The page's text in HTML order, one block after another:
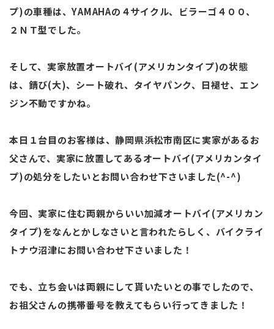
プ)の車種は、YAMAHAの４サイクル、ビラーゴ４００、
２ＮＴ型でした。
そして、実家放置オートバイ(アメリカンタイプ)の状態
は、錆び(大)、シート破れ、タイヤパンク、日褪せ、エン
ジン不動ですかね。
本日１台目のお客様は、静岡県浜松市南区に実家があるお
父さんで、実家に放置してあるオートバイ(アメリカンタイ
プ)の処分をしたいとお問い合わせ下さいました(^-^)
今回、実家に住む両親からいい加減オートバイ(アメリカン
タイプ)をなんとかしなさいと言われたらしく、バイクライ
トナウ沼津にお問い合わせ下さいました！
でも、立ち会いは両親にして貰いたいとの事でしたので、
お祖父さんの携帯番号を教えてもらい行ってきました！